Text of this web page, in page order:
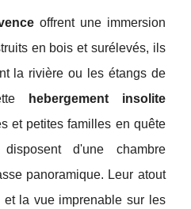
offrent une immersion
en bois et surélevés, ils
la rivière ou les étangs de
hebergement insolite
et petites familles en quête
d'une chambre
panoramique. Leur atout
la vue imprenable sur les